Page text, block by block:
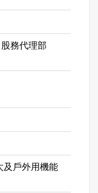
務代理部
及戶外用機能